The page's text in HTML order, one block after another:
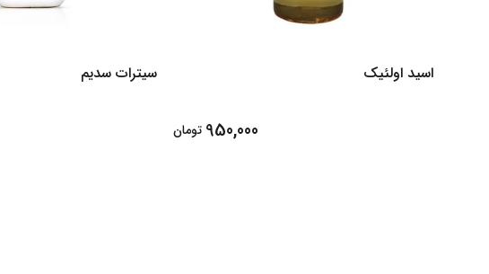
اسید اولئیک
950,000 تومان
سیترات سدیم